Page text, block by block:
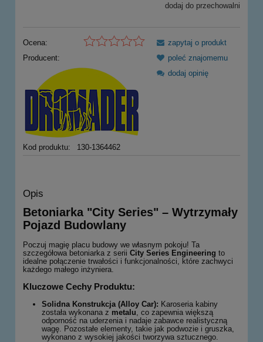
dodaj do przechowalni
Ocena:
Producent:
Kod produktu: 130-1364462
zapytaj o produkt
poleć znajomemu
dodaj opinię
Opis
Betoniarka "City Series" – Wytrzymały
Pojazd Budowlany
Poczuj magię placu budowy we własnym pokoju! Ta
szczegółowa betoniarka z serii City Series Engineering to
idealne połączenie trwałości i funkcjonalności, które zachwyci
każdego małego inżyniera.
Kluczowe Cechy Produktu:
Solidna Konstrukcja (Alloy Car): Karoseria kabiny
została wykonana z metalu , co zapewnia większą
odporność na uderzenia i nadaje zabawce realistyczną
wagę. Pozostałe elementy, takie jak podwozie i gruszka,
wykonano z wysokiej jakości tworzywa sztucznego.